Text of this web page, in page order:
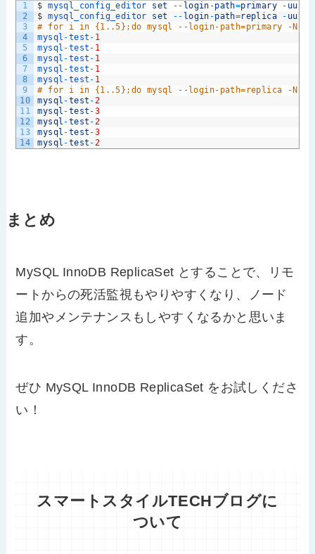
1
2
3
4
5
6
7
8
9
10
11
12
13
14
$ mysql_config_editor set -- login -path=primary - uu
$ mysql_config_editor set -- login -path=replica - uu
# for i in {1..5};do mysql --login-path=primary -NB -e
mysql -test - 1
mysql -test - 1
mysql -test - 1
mysql -test - 1
mysql -test - 1
# for i in {1..5};do mysql --login-path=replica -NB -e
mysql -test -2
mysql -test -3
mysql -test -2
mysql -test -3
mysql -test -2
まとめ
MySQL InnoDB ReplicaSet とすることで、リモ
ートからの死活監視もやりやすくなり、ノード
追加やメンテナンスもしやすくなるかと思いま
す。
ぜひ MySQL InnoDB ReplicaSet をお試しくださ
い！
スマートスタイルTECHブログに
ついて